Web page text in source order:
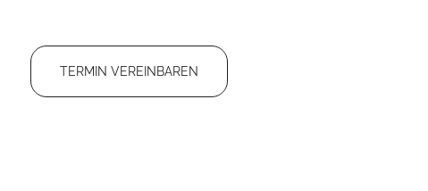
TERMIN VEREINBAREN